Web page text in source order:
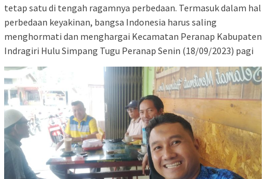
tetap satu di tengah ragamnya perbedaan. Termasuk dalam hal
perbedaan keyakinan, bangsa Indonesia harus saling
menghormati dan menghargai Kecamatan Peranap Kabupaten
Indragiri Hulu Simpang Tugu Peranap Senin (18/09/2023) pagi